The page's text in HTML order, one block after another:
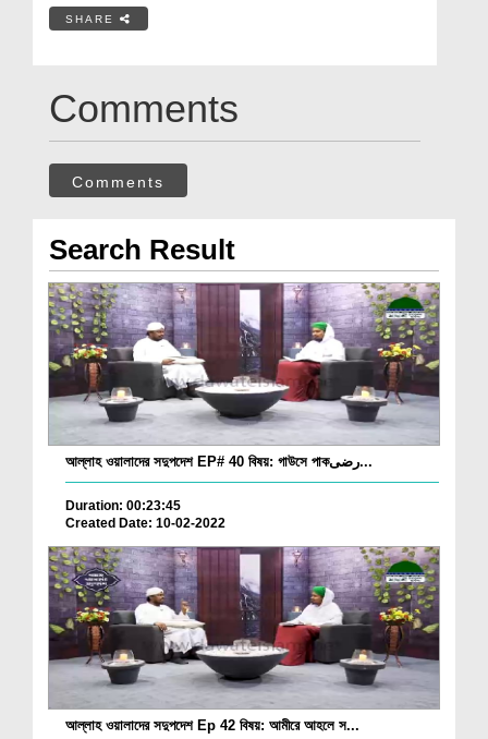
SHARE
Comments
Comments
Search Result
আল্লাহ ওয়ালাদের সদুপদেশ EP# 40 বিষয়: গাউসে পাকرضی...
Duration: 00:23:45
Created Date: 10-02-2022
আল্লাহ ওয়ালাদের সদুপদেশ Ep 42 বিষয়: আমীরে আহলে স...